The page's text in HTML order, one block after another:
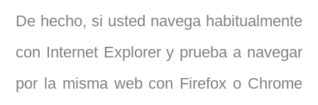
De hecho, si usted navega habitualmente
con Internet Explorer y prueba a navegar
por la misma web con Firefox o Chrome